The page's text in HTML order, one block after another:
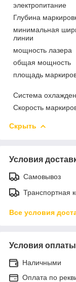
электропитание
Глубина
минимальная
линии
мощность лазера
общая мощность
площадь
Система
Скорость
Скрыть
Условия
Самовывоз
Транспортная
Все условия
Условия оплаты
Наличными
Оплата по